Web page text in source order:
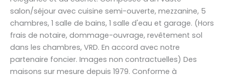
salon/séjour avec cuisine semi-ouverte, mezzanine, 5
chambres, 1 salle de bains, 1 salle d'eau et garage. (Hors
frais de notaire, dommage-ouvrage, revêtement sol
dans les chambres, VRD. En accord avec notre
partenaire foncier. Images non contractuelles) Des
maisons sur mesure depuis 1979. Conforme à